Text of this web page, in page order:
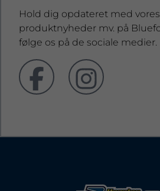
Hold dig opdateret med
produktnyheder mv. på
følge os på de sociale medier.